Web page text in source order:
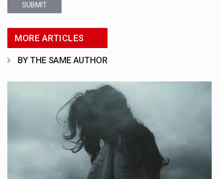
SUBMIT
MORE ARTICLES
BY THE SAME AUTHOR